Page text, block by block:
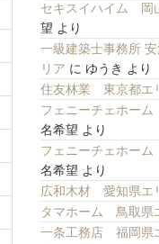
セキスイハイム 岡
望 より
一級建築士事務所
リア に ゆうき より
住友林業 東京都エ
フェニーチェホー
名希望 より
フェニーチェホー
名希望 より
広和木材 愛知県エ
タマホーム 鳥取県
一条工務店 福岡県